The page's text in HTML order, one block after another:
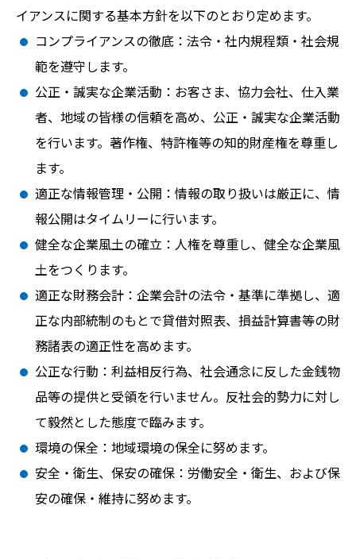
イアンスに関する基本方針を以下のとおり定めます。
コンプライアンスの徹底：法令・社内規程類・社会規
範を遵守します。
公正・誠実な企業活動：お客さま、協力会社、仕入業
者、地域の皆様の信頼を高め、公正・誠実な企業活動
を行います。著作権、特許権等の知的財産権を尊重し
ます。
適正な情報管理・公開：情報の取り扱いは厳正に、情
報公開はタイムリーに行います。
健全な企業風土の確立：人権を尊重し、健全な企業風
土をつくります。
適正な財務会計：企業会計の法令・基準に準拠し、適
正な内部統制のもとで貸借対照表、損益計算書等の財
務諸表の適正性を高めます。
公正な行動：利益相反行為、社会通念に反した金銭物
品等の提供と受領を行いません。反社会的勢力に対し
て毅然とした態度で臨みます。
環境の保全：地域環境の保全に努めます。
安全・衛生、保安の確保：労働安全・衛生、および保
安の確保・維持に努めます。